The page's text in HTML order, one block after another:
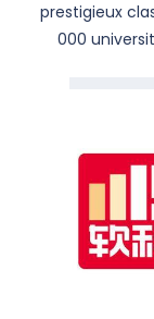
prestigieux
000